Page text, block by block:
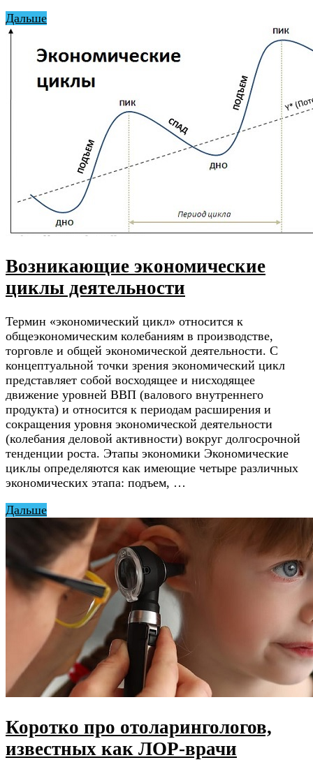
Дальше
Возникающие экономические
циклы деятельности
Термин «экономический цикл» относится к
общеэкономическим колебаниям в производстве,
торговле и общей экономической деятельности. С
концептуальной точки зрения экономический цикл
представляет собой восходящее и нисходящее
движение уровней ВВП (валового внутреннего
продукта) и относится к периодам расширения и
сокращения уровня экономической деятельности
(колебания деловой активности) вокруг долгосрочной
тенденции роста. Этапы экономики Экономические
циклы определяются как имеющие четыре различных
экономических этапа: подъем, …
Дальше
Коротко про отоларингологов,
известных как ЛОР-врачи